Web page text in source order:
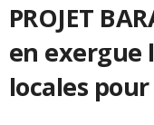
PROJET
en exergue
locales